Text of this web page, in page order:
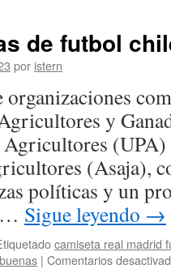
de futbol
por istern
y
Agricultores
(Asaja),
políticas y un
… Sigue leyendo →
camiseta real madrid
| Comentarios